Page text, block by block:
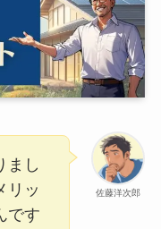
佐藤洋次郎
まし
リッ
です